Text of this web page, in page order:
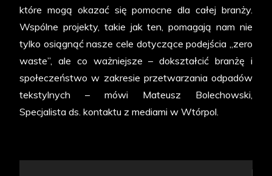
które mogą okazać się pomocne dla całej branży.
Wspólne projekty, takie jak ten, pomagają nam nie
tylko osiągnąć nasze cele dotyczące podejścia „zero
waste”, ale co ważniejsze – dokształcić branżę i
społeczeństwo w zakresie przetwarzania odpadów
tekstylnych – mówi Mateusz Bolechowski,
Specjalista ds. kontaktu z mediami w Wtórpol.